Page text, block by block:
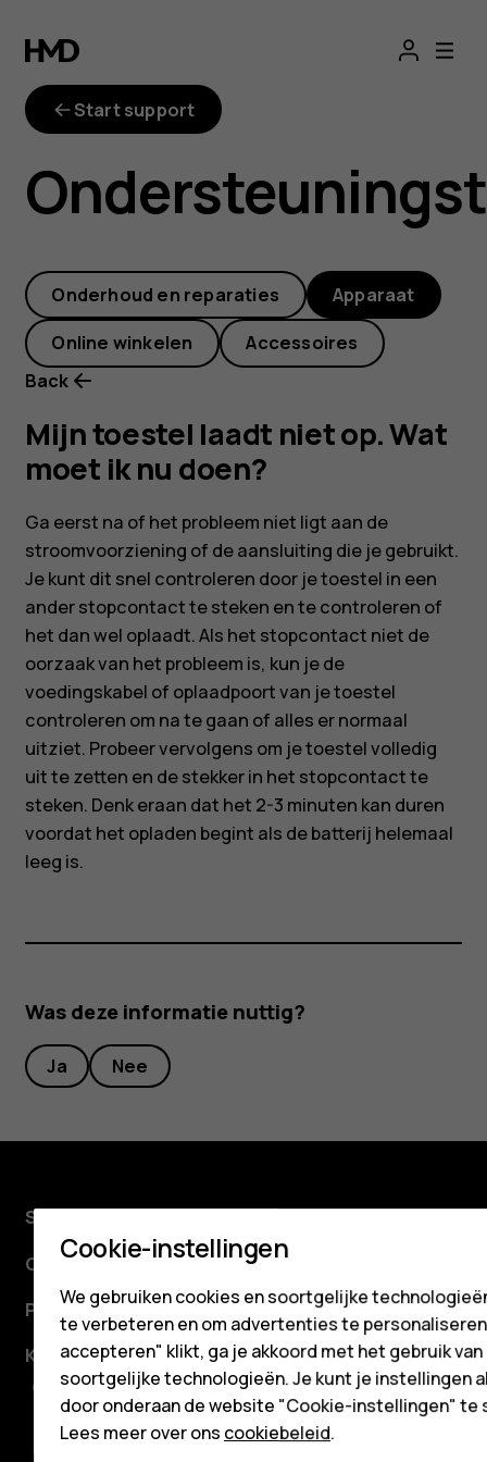
Mijn
toestel
laadt
niet
op.
Wat
moet
ik
nu
doen?
Smartphones
Feature phones
Tablets
Shop
Start support
Onderhoud en reparaties Apparaat
Online winkelen
Accessoires
Back
Mijn toestel laadt niet op. Wat
moet ik nu doen?
Ga eerst na of het probleem niet ligt aan de
stroomvoorziening of de aansluiting die je gebruikt.
Je kunt dit snel controleren door je toestel in een
ander stopcontact te steken en te controleren of
het dan wel oplaadt. Als het stopcontact niet de
oorzaak van het probleem is, kun je de
voedingskabel of oplaadpoort van je toestel
controleren om na te gaan of alles er normaal
uitziet. Probeer vervolgens om je toestel volledig
uit te zetten en de stekker in het stopcontact te
steken. Denk eraan dat het 2-3 minuten kan duren
voordat het opladen begint als de batterij helemaal
leeg is.
Was deze informatie nuttig?
Ja Nee
Shop
Over ons
Planet and people
Klantenservice
FacebookInstagram
TiktokYoutubeLinkedinDiscord
Cookie-instellingen
We gebruiken cookies en soortgelijke
te verbeteren en om advertenties te
accepteren" klikt, ga je akkoord met het gebruik
soortgelijke technologieën. Je kunt je instellingen
door onderaan de website "Cookie-instellingen" te
Lees meer over ons cookiebeleid.